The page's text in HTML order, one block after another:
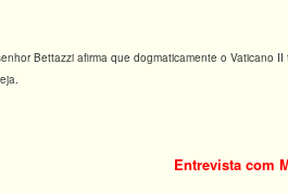
Bettazzi afirma que dogmaticamente o
Entrevista com